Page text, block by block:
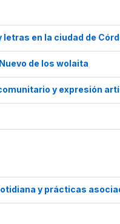
en la ciudad de
de los wolaita
y expresión
y prácticas